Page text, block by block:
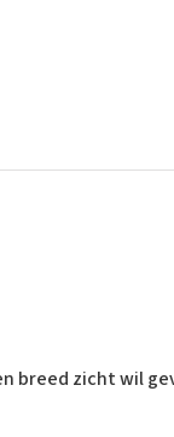
breed zicht wil